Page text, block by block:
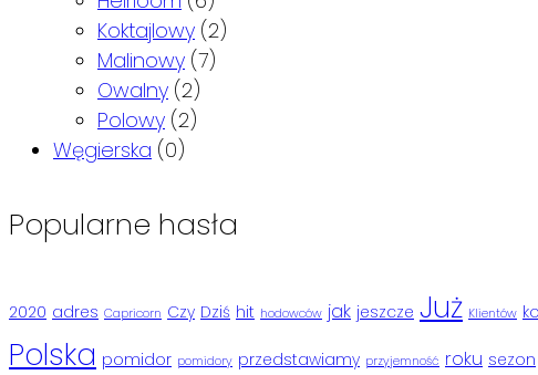
Koktajlowy (2)
Malinowy (7)
Owalny (2)
Polowy (2)
Węgierska (0)
Popularne hasła
2020 adres Capricorn Czy Dziś hit hodowców jak jeszcze Już Klientów
Polska pomidor pomidory przedstawiamy przyjemność roku sezon